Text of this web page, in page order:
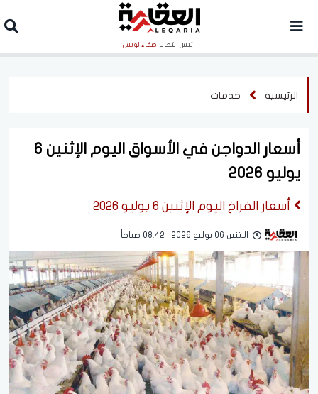
رئيس التحرير صفاء لويس
الرئيسية خدمات
أسعار الدواجن في الأسواق اليوم الإثنين 6
يوليو 2026
أسعار الفراخ اليوم الإثنين 6 يوليو 2026
الاثنين 06 يوليو 2026 | 08:42 صباحاً